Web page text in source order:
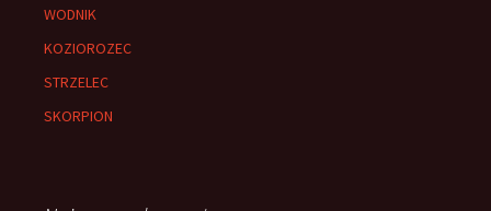
WODNIK
KOZIOROZEC
STRZELEC
SKORPION